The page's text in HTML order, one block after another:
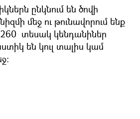
ընկնում են ծովի
մեջ ու թունավորում ենք
260 տեսակ կենդանիներ
են կուլ տալիս կամ